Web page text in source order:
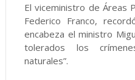
El viceministro de Áreas
Federico Franco,
encabeza el ministro
tolerados los
naturales”.